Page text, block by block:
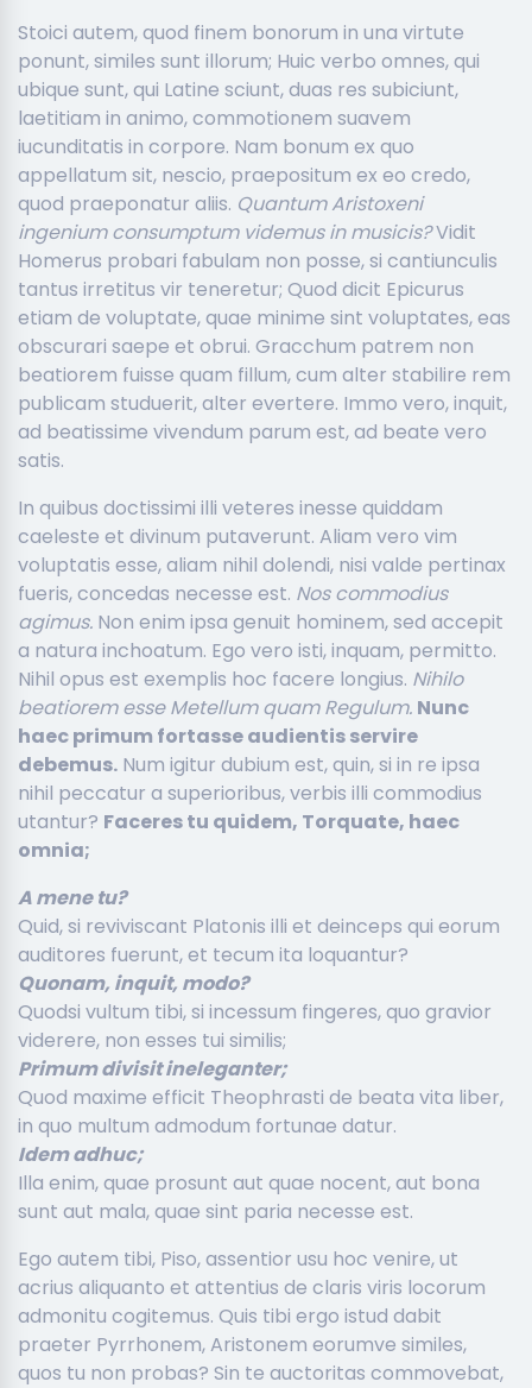
Stoici autem, quod finem bonorum in una virtute
ponunt, similes sunt illorum; Huic verbo omnes, qui
ubique sunt, qui Latine sciunt, duas res subiciunt,
laetitiam in animo, commotionem suavem
iucunditatis in corpore. Nam bonum ex quo
appellatum sit, nescio, praepositum ex eo credo,
quod praeponatur aliis. Quantum Aristoxeni
ingenium consumptum videmus in musicis?Vidit
Homerus probari fabulam non posse, si cantiunculis
tantus irretitus vir teneretur; Quod dicit Epicurus
etiam de voluptate, quae minime sint voluptates, eas
obscurari saepe et obrui. Gracchum patrem non
beatiorem fuisse quam fillum, cum alter stabilire rem
publicam studuerit, alter evertere. Immo vero, inquit,
ad beatissime vivendum parum est, ad beate vero
satis.
In quibus doctissimi illi veteres inesse quiddam
caeleste et divinum putaverunt. Aliam vero vim
voluptatis esse, aliam nihil dolendi, nisi valde pertinax
fueris, concedas necesse est. Nos commodius
agimus. Non enim ipsa genuit hominem, sed accepit
a natura inchoatum. Ego vero isti, inquam, permitto.
Nihil opus est exemplis hoc facere longius. Nihilo
beatiorem esse Metellum quam Regulum. Nunc
haec primum fortasse audientis servire
debemus. Num igitur dubium est, quin, si in re ipsa
nihil peccatur a superioribus, verbis illi commodius
utantur? Faceres tu quidem, Torquate, haec
omnia;
A mene tu?
Quid, si reviviscant Platonis illi et deinceps qui eorum
auditores fuerunt, et tecum ita loquantur?
Quonam, inquit, modo?
Quodsi vultum tibi, si incessum fingeres, quo gravior
viderere, non esses tui similis;
Primum divisit ineleganter;
Quod maxime efficit Theophrasti de beata vita liber,
in quo multum admodum fortunae datur.
Idem adhuc;
Illa enim, quae prosunt aut quae nocent, aut bona
sunt aut mala, quae sint paria necesse est.
Ego autem tibi, Piso, assentior usu hoc venire, ut
acrius aliquanto et attentius de claris viris locorum
admonitu cogitemus. Quis tibi ergo istud dabit
praeter Pyrrhonem, Aristonem eorumve similes,
quos tu non probas? Sin te auctoritas commovebat,